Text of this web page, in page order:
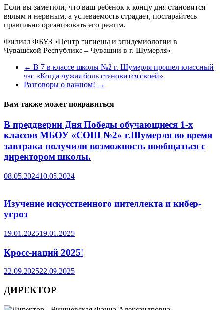
Если вы заметили, что ваш ребёнок к концу дня становится
вялым и нервным, а успеваемость страдает, постарайтесь
правильно организовать его режим.
Филиал ФБУЗ «Центр гигиены и эпидемиологии в
Чувашской Республике – Чувашии в г. Шумерля»
← В 7 в классе школы №2 г. Шумерля прошел классный
час «Когда чужая боль становится своей».
Разговоры о важном! →
Вам также может понравиться
В преддверии Дня Победы обучающиеся 1-х
классов МБОУ «СОШ №2» г.Шумерля во время
завтрака получили возможность пообщаться с
директором школы.
08.05.202410.05.2024
Изучение искусственного интеллекта и кибер-
угроз
19.01.202519.01.2025
Кросс-наций 2025!
22.09.202522.09.2025
ДИРЕКТОР